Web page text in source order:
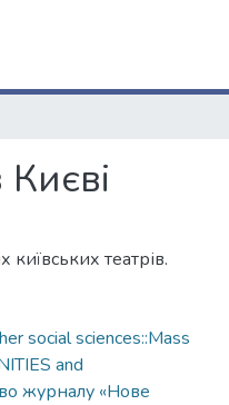
театрів.
social sciences::Mass
and
журналу «Нове